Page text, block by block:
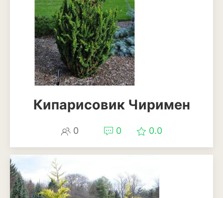
Ежевика
Земклуника
Земляника
Кизил
Клубника
Клюква
Кипарисовик Чиримен
0 0 0.0